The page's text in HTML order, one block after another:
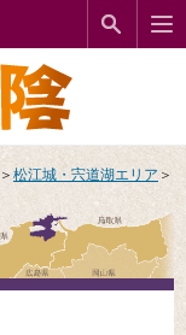
＞ 松江城・宍道湖エリア ＞